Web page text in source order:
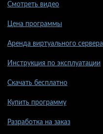
Смотреть видео
Цена программы
Аренда виртуального сервера
Инструкция по эксплуатации
Скачать бесплатно
Купить программу
Разработка на заказ